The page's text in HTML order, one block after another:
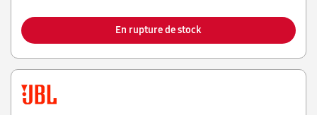
En rupture de stock